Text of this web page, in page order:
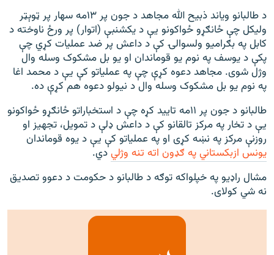
د طالبانو ویاند ذبیح‌ الله مجاهد د جون پر ۱۳مه سهار پر ټوېټر
ولیکل چې ځانګړو ځواکونو یې د یکشنبې (اتوار) پر ورځ ناوخته د
کابل په بګرامیو ولسوالۍ کې د داعش پر ضد عملیات کړي چې
پکې د یوسف په نوم یو قوماندان او یو بل مشکوک وسله وال
وژل شوی. مجاهد دعوه کړې چې په عملیاتو کې یې د محمد اغا
په نوم یو بل مشکوک وسله وال د نیولو دعوه هم کړې ده.
طالبانو د جون پر ۱۱مه تایید کړه چې د استخباراتو ځانګړو ځواکونو
یې د تخار په مرکز تالقانو کې د داعش ډلې د تمویل، تجهیز او
روزنې مرکز په نښه کړی او په عملیاتو کې یې د یوه قوماندان
یونس ازبکستاني په ګډون اته تنه وژليدي.
مشال راډیو په خپلواکه توګه د طالبانو د حکومت د دعوو تصدیق
نه شي کولای.